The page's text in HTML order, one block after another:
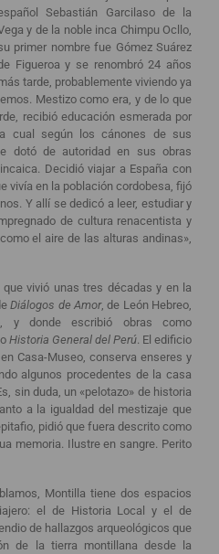
Sebastián Garcilaso de la
y de la noble inca Chimpu Ocllo,
primer nombre fue Gómez Suárez
Figueroa y se renombró 24 años
tarde, probablemente viviendo ya
Mestizo como era, y de lo que
recibió educación esmerada por
cual según los cánones de sus
dotó de autoridad en sus obras
Decidió viajar a España con
vivía en la población cordobesa, fijó
Y allí se dedicó a leer, estudiar y
de cultura renacentista y
el aire de las alturas andinas»,
vivió unas tres décadas y en la
Diálogos de Amor, de León Hebreo,
y donde escribió obras como
o Historia General del Perú. El edificio
Casa-Museo, conserva enseres y
algunos procedentes de la casa
sin duda, un «pelotazo» de historia
a la igualdad del mestizaje que
pidió que fuera descrito como
memoria. Ilustre en sangre. Perito
Montilla tiene dos espacios
el de Historia Local y el de
de hallazgos arqueológicos que
de la tierra montillana desde la